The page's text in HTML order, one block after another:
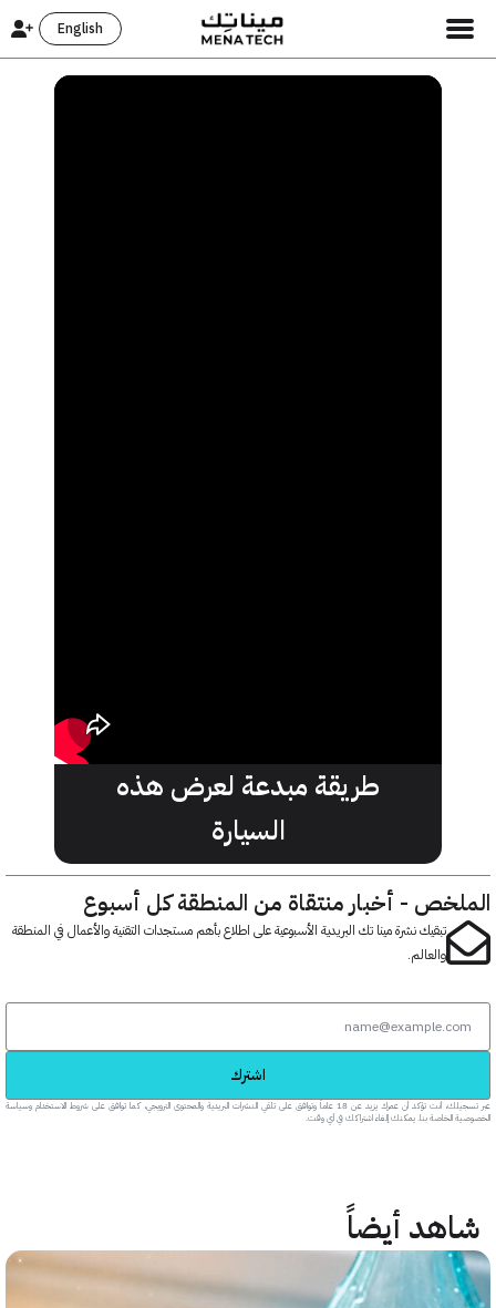
English
طريقة مبدعة لعرض هذه
السيارة
- أخبار منتقاة من المنطقة كل أسبوع
تبقيك نشرة مينا تك البريدية الأسبوعية على اطلاع بأهم مستجدات التقنية والأعمال في المنطقة
والعالم.
عبر تسجيلك، أنت تؤكد أن عمرك يزيد عن 18 عاماً وتوافق على تلقي النشرات البريدية والمحتوى الترويجي، كما توافق على شروط الاستخدام وسياسة
بنا. يمكنك إلغاء اشتراكك في أي وقت.
أيضاً